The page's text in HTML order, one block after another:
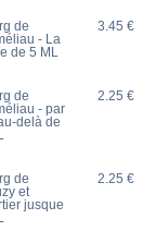
de
- La
de 5 ML
3.45 €
de
- par
delà de
2.25 €
de
et
jusque
2.25 €